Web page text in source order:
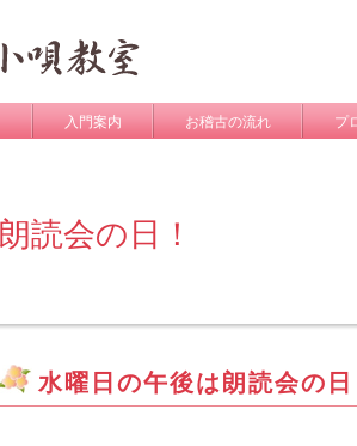
入門案内 お稽古の流れ プ
読会の日！
水曜日の午後は朗読会の日